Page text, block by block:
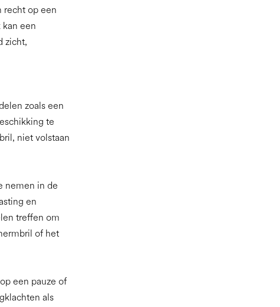
recht op een
een
zicht,
zoals een
te
niet volstaan
nemen in de
en
treffen om
of het
een pauze of
als